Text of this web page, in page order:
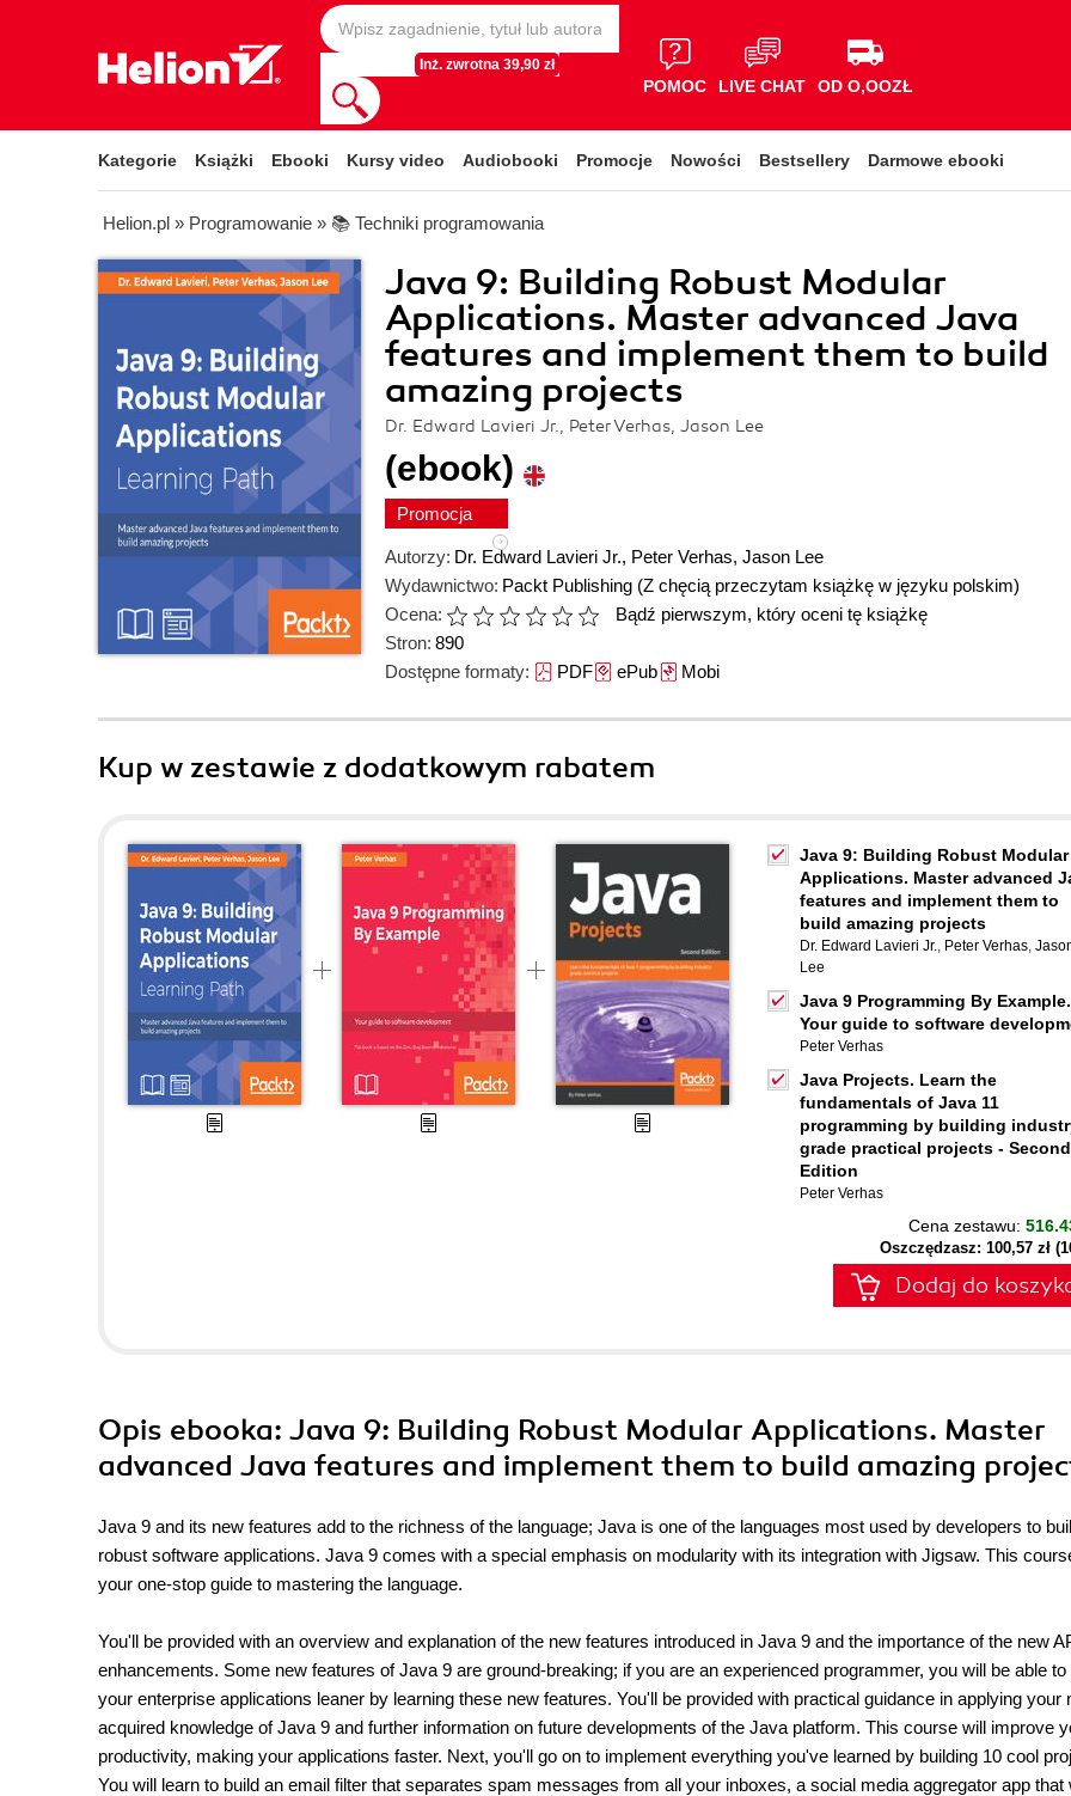
Inż. zwrotna 39,90 zł
POMOC LIVE CHAT OD O,OOZŁ
Kategorie Książki Ebooki Kursy video Audiobooki Promocje Nowości Bestsellery Darmowe ebooki
Helion.pl » Programowanie » 📚 Techniki programowania
Java 9: Building Robust Modular
Applications. Master advanced Java
features and implement them to build
amazing projects
Dr. Edward Lavieri Jr., Peter Verhas, Jason Lee
(ebook)
Promocja
Autorzy: Dr. Edward Lavieri Jr., Peter Verhas, Jason Lee
Wydawnictwo: Packt Publishing (Z chęcią przeczytam książkę w języku polskim)
Ocena:
Bądź pierwszym, który oceni tę książkę
Stron: 890
Dostępne formaty: PDFePubMobi
Kup w zestawie z dodatkowym rabatem
Java 9: Building Robust Modular
Applications. Master advanced
features and implement them to
build amazing projects
Dr. Edward Lavieri Jr., Peter Verhas,
Lee
Java 9 Programming By Example.
Your guide to software
Peter Verhas
Java Projects. Learn the
fundamentals of Java 11
programming by building
grade practical projects - Second
Edition
Peter Verhas
Cena zestawu:
Oszczędzasz: 100,57 zł
Dodaj do
Opis ebooka: Java 9: Building Robust Modular Applications. Master
advanced Java features and implement them to build amazing
Java 9 and its new features add to the richness of the language; Java is one of the languages most used by developers to
robust software applications. Java 9 comes with a special emphasis on modularity with its integration with Jigsaw. This
your one-stop guide to mastering the language.
You'll be provided with an overview and explanation of the new features introduced in Java 9 and the importance of the new
enhancements. Some new features of Java 9 are ground-breaking; if you are an experienced programmer, you will be able
your enterprise applications leaner by learning these new features. You'll be provided with practical guidance in applying your
acquired knowledge of Java 9 and further information on future developments of the Java platform. This course will improve
productivity, making your applications faster. Next, you'll go on to implement everything you've learned by building 10 cool
You will learn to build an email filter that separates spam messages from all your inboxes, a social media aggregator app that